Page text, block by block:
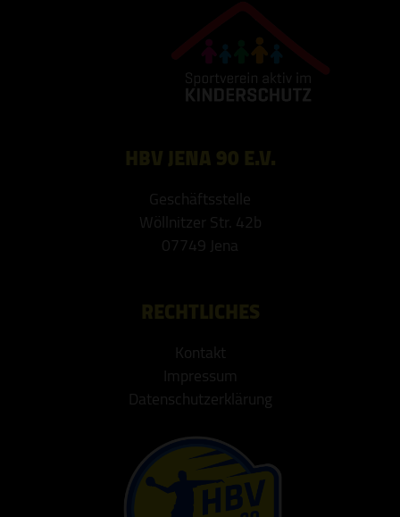
Geschäftsstelle
Wöllnitzer Str. 42b
07749 Jena
Kontakt
Impressum
Datenschutzerklärung